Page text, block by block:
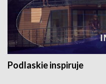
Podlaskie inspiruje